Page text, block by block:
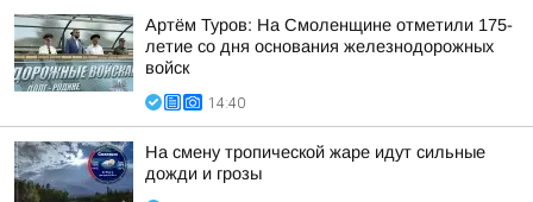
Артём Туров: На Смоленщине отметили 175-
летие со дня основания железнодорожных
войск
14:40
На смену тропической жаре идут сильные
дожди и грозы